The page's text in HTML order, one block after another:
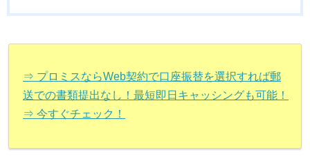
⇒ プロミスならWeb契約で口座振替を選択すれば郵
送での書類提出なし！最短即日キャッシングも可能！
⇒ 今すぐチェック！